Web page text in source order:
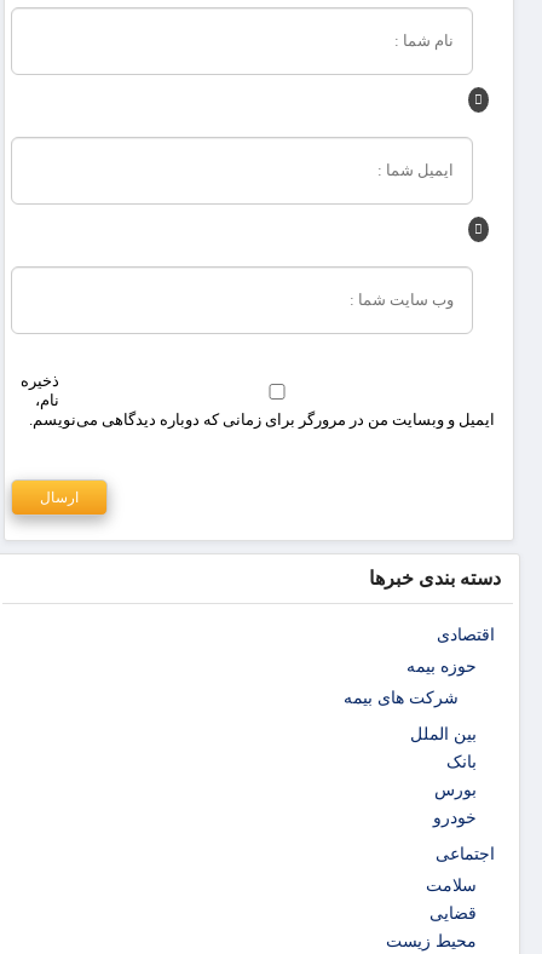
ذخیره
نام،
ایمیل و وبسایت من در مرورگر برای زمانی که دوباره دیدگاهی می‌نویسم.
دسته بندی خبرها
اقتصادی
حوزه بیمه
شرکت های بیمه
بین الملل
بانک
بورس
خودرو
اجتماعی
سلامت
قضایی
محیط زیست